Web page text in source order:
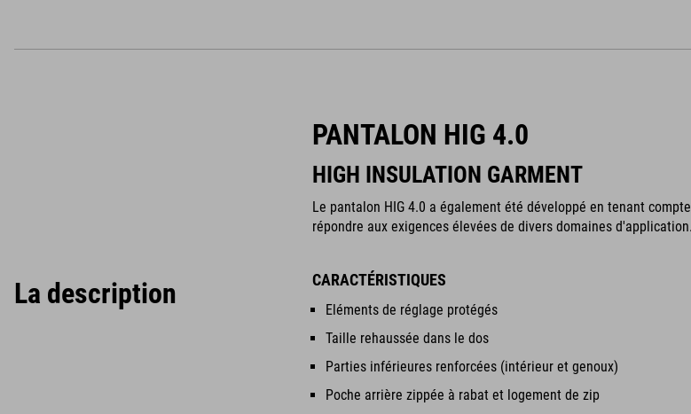
La description
PANTALON HIG 4.0
HIGH INSULATION GARMENT
Le pantalon HIG 4.0 a également été développé en tenant
répondre aux exigences élevées de divers domaines d'application.
CARACTÉRISTIQUES
Eléments de réglage protégés
Taille rehaussée dans le dos
Parties inférieures renforcées (intérieur et genoux)
Poche arrière zippée à rabat et logement de zip